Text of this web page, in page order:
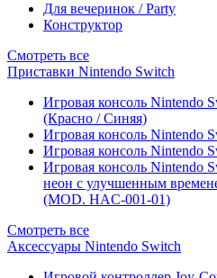
Для вечеринок / Party
Конструктор
Смотреть все
Приставки Nintendo Switch
Игровая консоль Nintendo
(Красно / Синяя)
Игровая консоль Nintendo
Игровая консоль Nintendo
Игровая консоль Nintendo
неон с улучшенным
(MOD. HAC-001-01)
Смотреть все
Аксессуары Nintendo Switch